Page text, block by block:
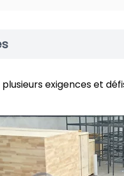
plusieurs exigences et